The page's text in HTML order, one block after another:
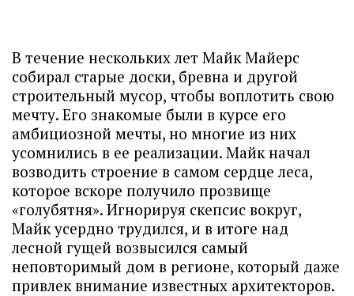
В течение нескольких лет Майк Майерс
собирал старые доски, бревна и другой
строительный мусор, чтобы воплотить свою
мечту. Его знакомые были в курсе его
амбициозной мечты, но многие из них
усомнились в ее реализации. Майк начал
возводить строение в самом сердце леса,
которое вскоре получило прозвище
«голубятня». Игнорируя скепсис вокруг,
Майк усердно трудился, и в итоге над
лесной гущей возвысился самый
неповторимый дом в регионе, который даже
привлек внимание известных архитекторов.